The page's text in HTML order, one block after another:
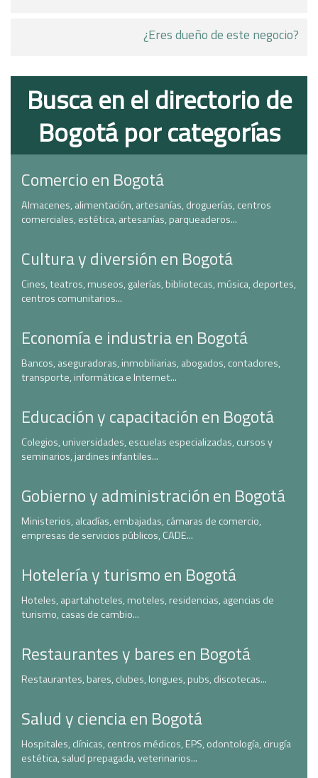
¿Eres dueño de este negocio?
Busca en el directorio de
Bogotá por categorías
Comercio en Bogotá
Almacenes, alimentación, artesanías, droguerías, centros
comerciales, estética, artesanías, parqueaderos...
Cultura y diversión en Bogotá
Cines, teatros, museos, galerías, bibliotecas, música, deportes,
centros comunitarios...
Economía e industria en Bogotá
Bancos, aseguradoras, inmobiliarias, abogados, contadores,
transporte, informática e Internet...
Educación y capacitación en Bogotá
Colegios, universidades, escuelas especializadas, cursos y
seminarios, jardines infantiles...
Gobierno y administración en Bogotá
Ministerios, alcadías, embajadas, cámaras de comercio,
empresas de servicios públicos, CADE...
Hotelería y turismo en Bogotá
Hoteles, apartahoteles, moteles, residencias, agencias de
turismo, casas de cambio...
Restaurantes y bares en Bogotá
Restaurantes, bares, clubes, longues, pubs, discotecas...
Salud y ciencia en Bogotá
Hospitales, clínicas, centros médicos, EPS, odontología, cirugía
estética, salud prepagada, veterinarios...